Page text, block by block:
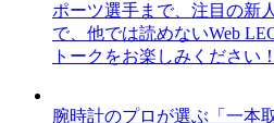
ポーツ選手まで、注目の新
で、他では読めないWeb
トークをお楽しみください！
腕時計のプロが選ぶ「一本